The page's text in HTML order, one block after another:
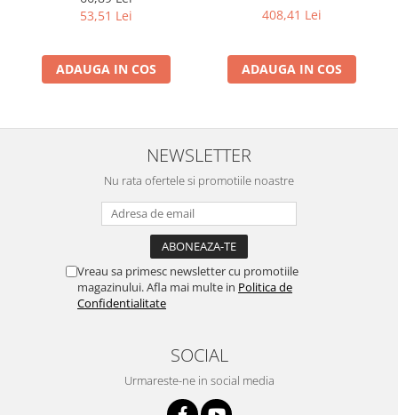
53,51 Lei
ADAUGA IN COS
408,41 Lei
ADAUGA IN COS
NEWSLETTER
Nu rata ofertele si promotiile noastre
Vreau sa primesc newsletter cu promotiile
magazinului. Afla mai multe in Politica de
Confidentialitate
SOCIAL
Urmareste-ne in social media